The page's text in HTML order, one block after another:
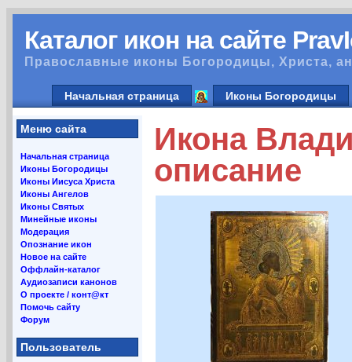
Каталог икон на сайте
Православные иконы Богородицы, Христа,
Начальная страница Иконы Богородицы
Меню сайта
Начальная страница
Иконы Богородицы
Иконы Иисуса Христа
Иконы Ангелов
Иконы Святых
Минейные иконы
Модерация
Опознание икон
Новое на сайте
Оффлайн-каталог
Аудиозаписи канонов
О проекте / конт@кт
Помочь сайту
Форум
Пользователь
Икона
описание